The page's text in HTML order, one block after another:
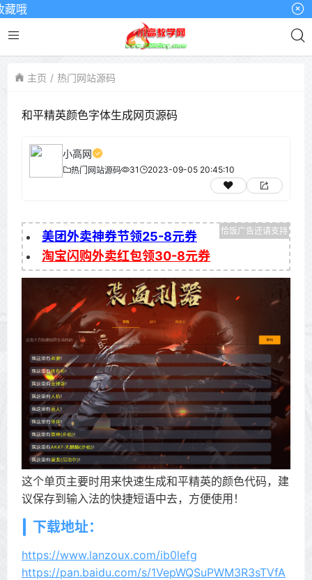
主页 热门网站源码
和平精英颜色字体生成网页源码
小高网
热门网站源码 31 2023-09-05 20:45:10
美团外卖神券节领25-8元券
淘宝闪购外卖红包领30-8元券
这个单页主要时用来快速生成和平精英的颜色代码，建
议保存到输入法的快捷短语中去，方便使用！
下载地址：
https://www.lanzoux.com/ib0lefg
https://pan.baidu.com/s/1VepWQSuPWM3R3sTVfA